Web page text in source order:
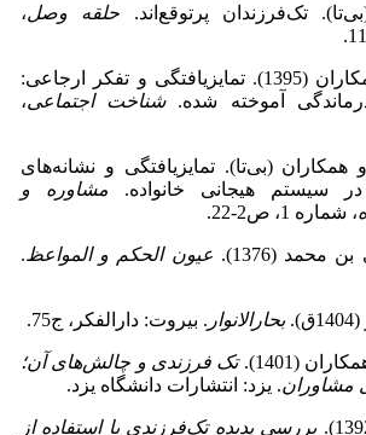
تک‌فرزندان پرتوقع‌اند. حلقه وصل،
قائدی، فهیمه و همکاران (1395). تمایزیافتگی و تفکر ارجاعی:
آموخته شده.شناخت اجتماعی،
(بی‌‌تا). تمایزیافتگی و نشانه‌های
سیستم هیجانی خانواده. مشاوره و
، شماره 1، ص2-22.
محمد (1376). عیون الحکم و المواعظ.
بحارالانوار . بیروت: دارالفکر، ج75.
(1401).
تک فرزندی و چالش‌‌های آن؛
مشاوران. یزد: انتشارات دانشگاه یزد.
بررسی پدیده تک‌فرزندی با استفاده از